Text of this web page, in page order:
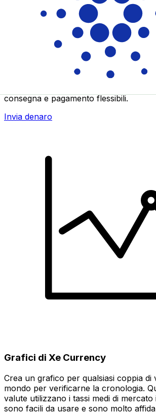
Trasferimenti di denaro
Invia denaro online in modo facile,
consegna e pagamento flessibili.
Invia denaro
Grafici di Xe Currency
Crea un grafico per qualsiasi coppia di
mondo per verificarne la cronologia.
valute utilizzano i tassi medi di
sono facili da usare e sono molto